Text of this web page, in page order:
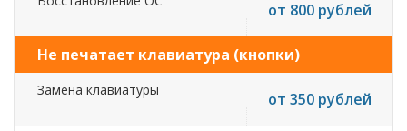
от 800 рублей
Не печатает клавиатура (кнопки)
Замена клавиатуры от 350 рублей